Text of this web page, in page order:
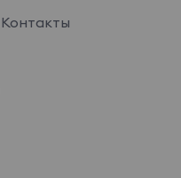
Контакты